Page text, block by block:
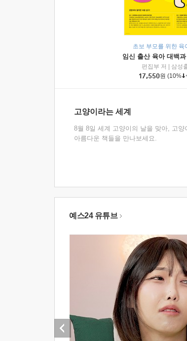
초보 부모를 위한 육
임신 출산 육아 대백
편집부 저
삼성
17,550원 (10%
고양이라는 세계
8월 8일 세계 고양이의 날을 맞아, 고양
아름다운 책들을 만나보세요.
예스24 유튜브